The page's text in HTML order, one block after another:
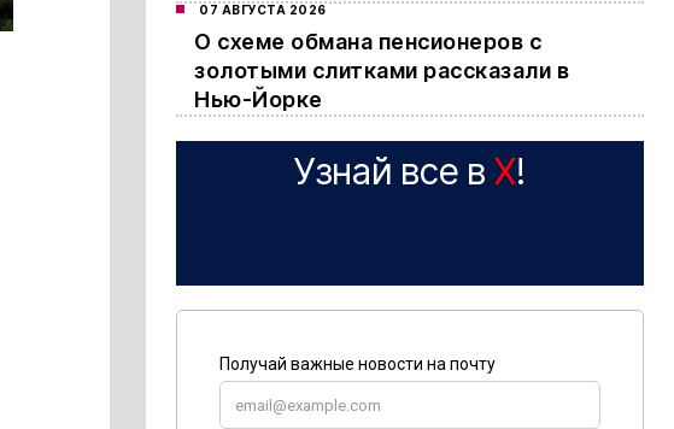
07 АВГУСТА 2026
О схеме обмана пенсионеров с
золотыми слитками рассказали в
Нью-Йорке
Узнай все в X!